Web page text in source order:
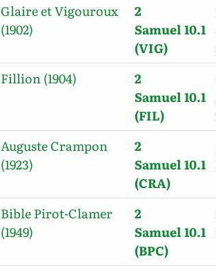
Glaire et Vigouroux
(1902)
2
Samuel 10.1
(VIG)
Fillion (1904)
2
Samuel 10.1
(FIL)
Auguste Crampon
(1923)
2
Samuel 10.1
(CRA)
Bible Pirot-Clamer
(1949)
2
Samuel 10.1
(BPC)